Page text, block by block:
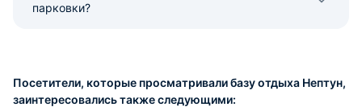
парковки?
Посетители, которые просматривали базу отдыха Нептун,
заинтересовались также следующими: